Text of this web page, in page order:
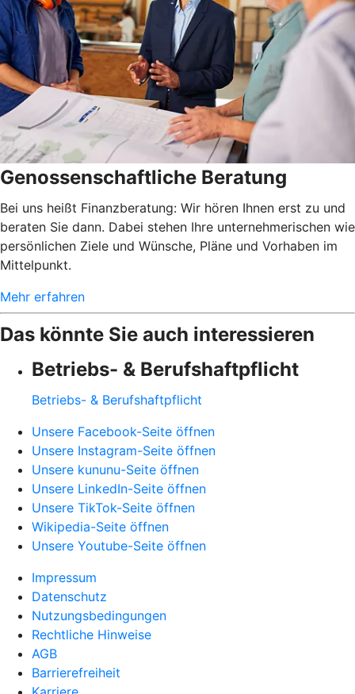
Genossenschaftliche Beratung
Bei uns heißt Finanzberatung: Wir hören Ihnen erst zu und
beraten Sie dann. Dabei stehen Ihre unternehmerischen wie
persönlichen Ziele und Wünsche, Pläne und Vorhaben im
Mittelpunkt.
Mehr erfahren
Das könnte Sie auch interessieren
Betriebs- & Berufshaftpflicht
Betriebs- & Berufshaftpflicht
Unsere Facebook-Seite öffnen
Unsere Instagram-Seite öffnen
Unsere kununu-Seite öffnen
Unsere LinkedIn-Seite öffnen
Unsere TikTok-Seite öffnen
Wikipedia-Seite öffnen
Unsere Youtube-Seite öffnen
Impressum
Datenschutz
Nutzungsbedingungen
Rechtliche Hinweise
AGB
Barrierefreiheit